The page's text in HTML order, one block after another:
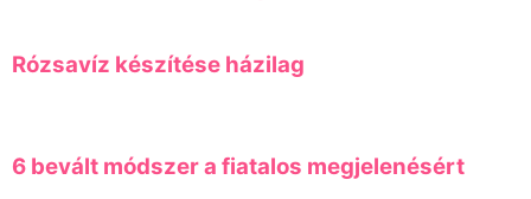
Rózsavíz készítése házilag
6 bevált módszer a fiatalos megjelenésért